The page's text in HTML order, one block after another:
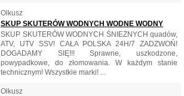
Olkusz
SKUP SKUTERÓW WODNYCH WODNE WODNY
SKUP SKUTERÓW WODNYCH ŚNIEŻNYCH quadów,
ATV, UTV SSV! CAŁA POLSKA 24H/7 ZADZWOŃ!
DOGADAMY SIĘ!!! Sprawne, uszkodzone,
powypadkowe, do złomowania. W każdym stanie
technicznym! Wszystkie marki! ...
Olkusz